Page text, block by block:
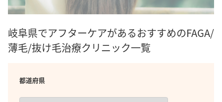
岐阜県でアフターケアがあるおすすめのFAGA/
薄毛/抜け毛治療クリニック一覧
都道府県